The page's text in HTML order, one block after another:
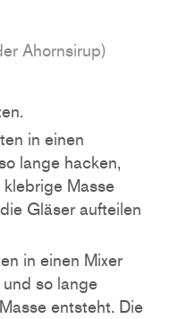
Ahornsirup)
lange hacken,
Masse
Gläser aufteilen
so lange
entsteht. Die